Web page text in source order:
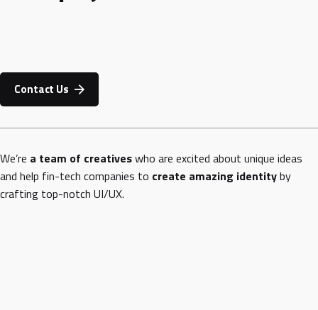
Contact Us
We’re a team of creativeswho are excited about unique ideas
and help fin-tech companies to create amazing identityby
crafting top-notch UI/UX.